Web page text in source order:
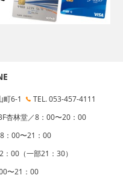
町6-1
TEL. 053-457-4111
杏林堂／8：00〜20：00
：00〜21：00
00（一部21：30）
〜21：00